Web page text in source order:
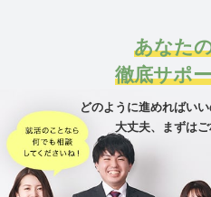
あなた
徹底サポ
どのように進めればい
大丈夫、
まずは